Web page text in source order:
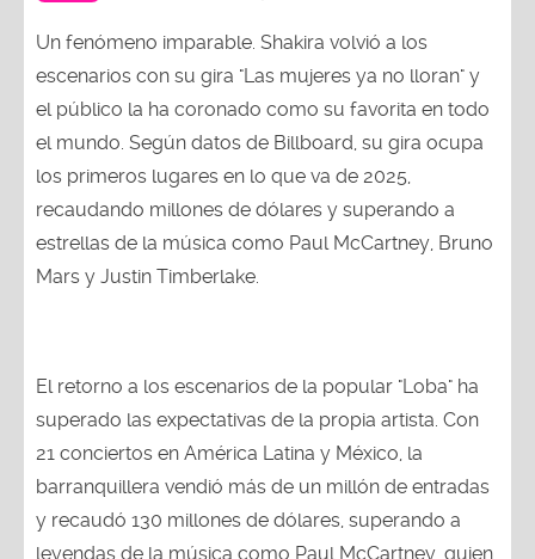
Un fenómeno imparable. Shakira volvió a los
escenarios con su gira "Las mujeres ya no lloran" y
el público la ha coronado como su favorita en todo
el mundo. Según datos de Billboard, su gira ocupa
los primeros lugares en lo que va de 2025,
recaudando millones de dólares y superando a
estrellas de la música como Paul McCartney, Bruno
Mars y Justin Timberlake.
El retorno a los escenarios de la popular "Loba" ha
superado las expectativas de la propia artista. Con
21 conciertos en América Latina y México, la
barranquillera vendió más de un millón de entradas
y recaudó 130 millones de dólares, superando a
leyendas de la música como Paul McCartney, quien